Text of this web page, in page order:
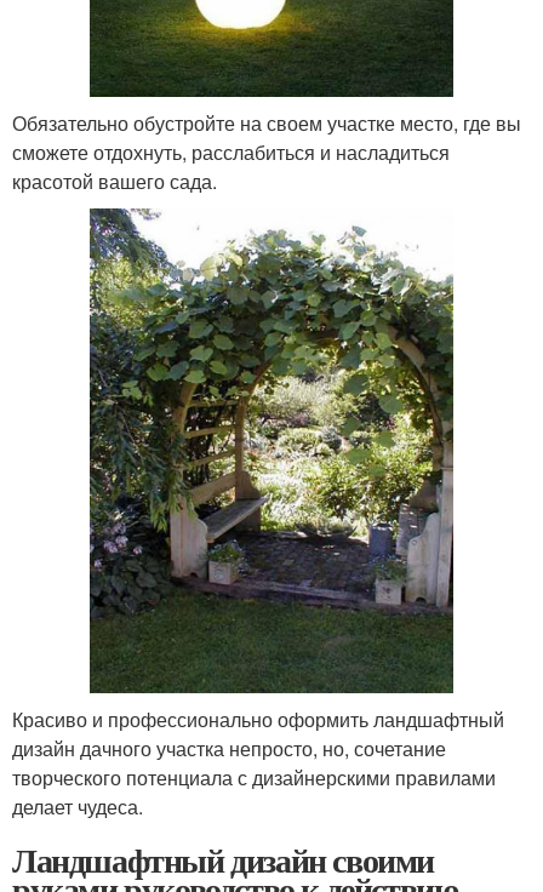
Обязательно обустройте на своем участке место, где вы
сможете отдохнуть, расслабиться и насладиться
красотой вашего сада.
Красиво и профессионально оформить ландшафтный
дизайн дачного участка непросто, но, сочетание
творческого потенциала с дизайнерскими правилами
делает чудеса.
Ландшафтный дизайн своими